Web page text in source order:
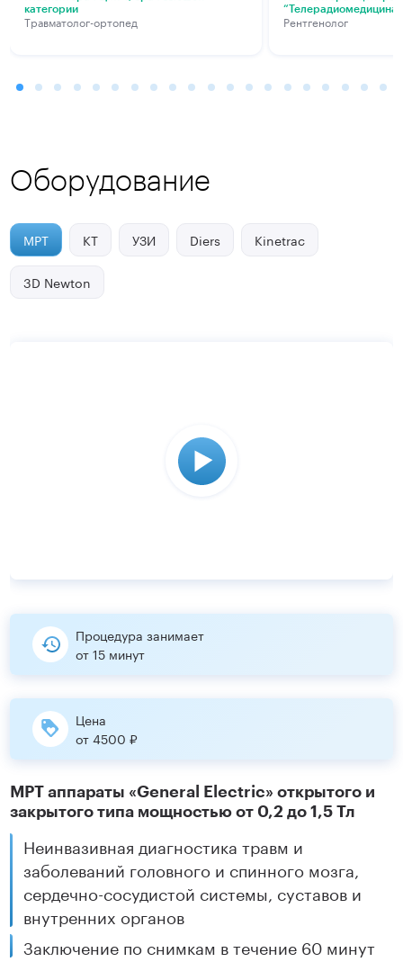
категории
Травматолог-ортопед
“Телерадиомедицина”
Рентгенолог
Оборудование
МРТ КТ УЗИ Diers Kinetrac
3D Newton
МРТ аппараты «General Electric» открытого и
закрытого типа мощностью от 0,2 до 1,5 Тл
Неинвазивная диагностика травм и
заболеваний головного и спинного мозга,
сердечно-сосудистой системы, суставов и
внутренних органов
Заключение по снимкам в течение 60 минут
Процедура занимает
от 15 минут
Цена
от 4500 ₽